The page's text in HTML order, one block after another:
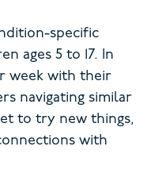
specific
ages 5 to 17. In
week with their
navigating similar
to try new things,
with